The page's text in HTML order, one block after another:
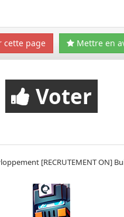
cette page Mettre en
Voter
[RECRUTEMENT ON]